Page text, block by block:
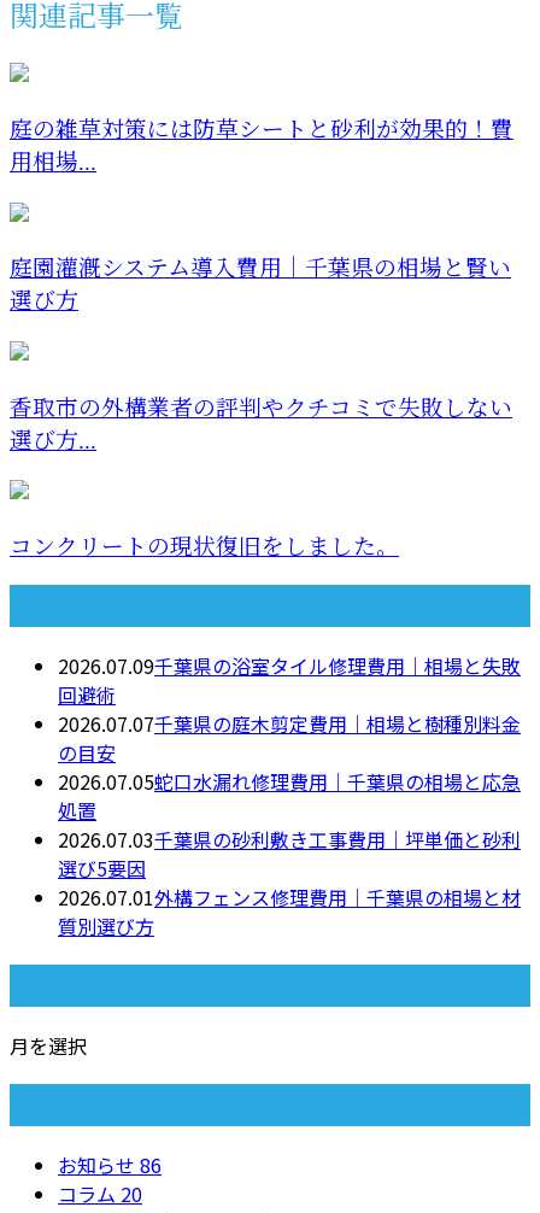
関連記事一覧
庭の雑草対策には防草シートと砂利が効果的！費
用相場...
庭園灌漑システム導入費用｜千葉県の相場と賢い
選び方
香取市の外構業者の評判やクチコミで失敗しない
選び方...
コンクリートの現状復旧をしました。
2026.07.09千葉県の浴室タイル修理費用｜相場と失敗
回避術
2026.07.07千葉県の庭木剪定費用｜相場と樹種別料金
の目安
2026.07.05蛇口水漏れ修理費用｜千葉県の相場と応急
処置
2026.07.03千葉県の砂利敷き工事費用｜坪単価と砂利
選び5要因
2026.07.01外構フェンス修理費用｜千葉県の相場と材
質別選び方
月を選択
お知らせ 86
コラム 20